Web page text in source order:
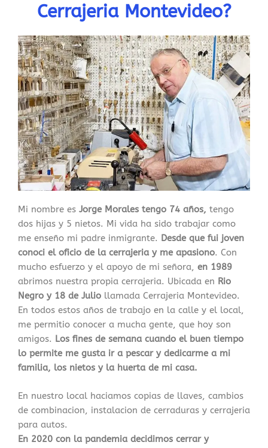
Cerrajeria Montevideo?
Mi nombre es Jorge Morales tengo 74 años, tengo
dos hijas y 5 nietos. Mi vida ha sido trabajar como
me enseño mi padre inmigrante. Desde que fui joven
conoci el oficio de la cerrajeria y me apasiono. Con
mucho esfuerzo y el apoyo de mi señora, en 1989
abrimos nuestra propia cerrajeria. Ubicada en Rio
Negro y 18 de Julio llamada Cerrajeria Montevideo.
En todos estos años de trabajo en la calle y el local,
me permitio conocer a mucha gente, que hoy son
amigos. Los fines de semana cuando el buen tiempo
lo permite me gusta ir a pescar y dedicarme a mi
familia, los nietos y la huerta de mi casa.
En nuestro local haciamos copias de llaves, cambios
de combinacion, instalacion de cerraduras y cerrajeria
para autos.
En 2020 con la pandemia decidimos cerrar y